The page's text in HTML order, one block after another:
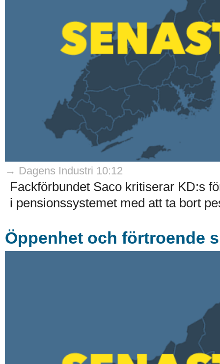
→ Dagens Industri 10:12
Fackförbundet Saco kritiserar KD:s
i pensionssystemet med att ta bort
Öppenhet och förtroende